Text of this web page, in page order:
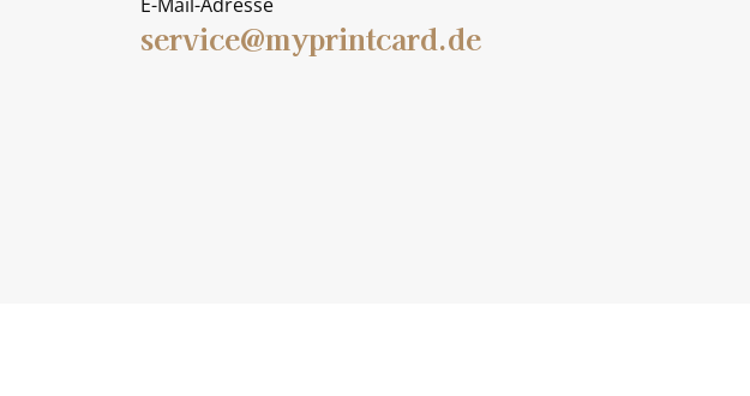
service@myprintcard.de